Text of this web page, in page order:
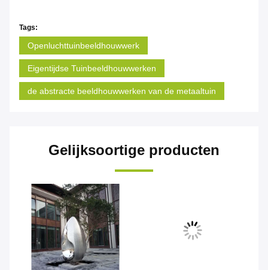
Tags:
Openluchttuinbeeldhouwwerk
Eigentijdse Tuinbeeldhouwwerken
de abstracte beeldhouwwerken van de metaaltuin
Gelijksoortige producten